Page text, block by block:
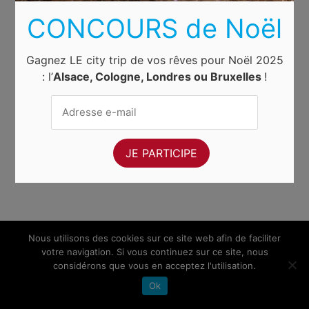
Nous utilisons des cookies sur ce site web afin de faciliter
votre navigation. Si vous continuez sur ce site, nous
considérons que vous en acceptez l'utilisation.
Ok
CONCOURS de Noël
Gagnez LE city trip de vos rêves pour Noël 2025
: l’Alsace, Cologne, Londres ou Bruxelles !